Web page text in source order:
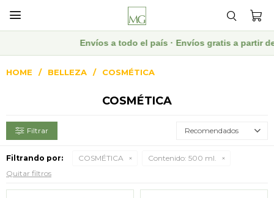

Envíos a todo el país · Envíos gratis a partir
HOME BELLEZA COSMÉTICA
COSMÉTICA
Recomendados
Filtrando por: COSMÉTICA Contenido: 500 ml.
Quitar filtros